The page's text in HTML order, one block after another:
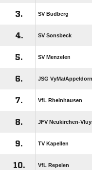
3. SV Budberg
4. SV Sonsbeck
5. SV Menzelen
6. JSG VyMa/​Appeldorn
7. VfL Rheinhausen
8. JFV Neukirchen-
9. TV Kapellen
10. VfL Repelen